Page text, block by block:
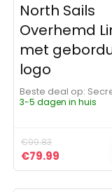
North Sails
Overhemd
met
logo
Beste deal op:
3-5 dagen in huis
€99.83
Oorspronkelijke
€79.99 Huidige